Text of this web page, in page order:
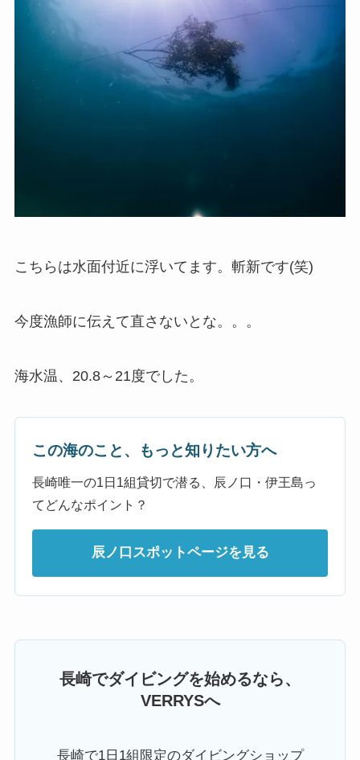
こちらは水面付近に浮いてます。斬新です(笑)
今度漁師に伝えて直さないとな。。。
海水温、20.8～21度でした。
この海のこと、もっと知りたい方へ
長崎唯一の1日1組貸切で潜る、辰ノ口・伊王島っ
てどんなポイント？
辰ノ口スポットページを見る
長崎でダイビングを始めるなら、
VERRYSへ
長崎で1日1組限定のダイビングショップ